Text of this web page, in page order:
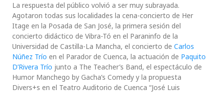
La respuesta del público volvió a ser muy subrayada.
Agotaron todas sus localidades la cena-concierto de Her
Itage en la Posada de San José, la primera sesión del
concierto didáctico de Vibra-Tó en el Paraninfo de la
Universidad de Castilla-La Mancha, el concierto de Carlos
Núñez Trío en el Parador de Cuenca, la actuación de Paquito
D’Rivera Trío junto a The Teacher’s Band, el espectáculo de
Humor Manchego by Gacha’s Comedy y la propuesta
Divers+s en el Teatro Auditorio de Cuenca “José Luis